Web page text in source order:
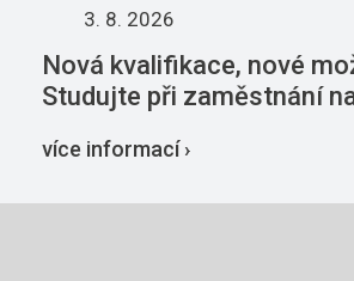
3. 8. 2026
Nová kvalifikace, nové
Studujte při zaměstnání
více informací ›